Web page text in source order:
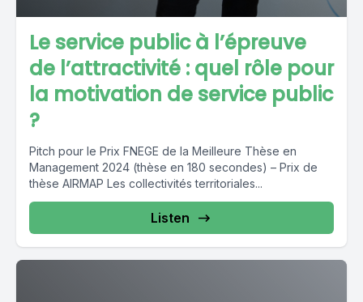
Le service public à l’épreuve
de l’attractivité : quel rôle pour
la motivation de service public
?
Pitch pour le Prix FNEGE de la Meilleure Thèse en
Management 2024 (thèse en 180 secondes) – Prix de
thèse AIRMAP Les collectivités territoriales...
Listen